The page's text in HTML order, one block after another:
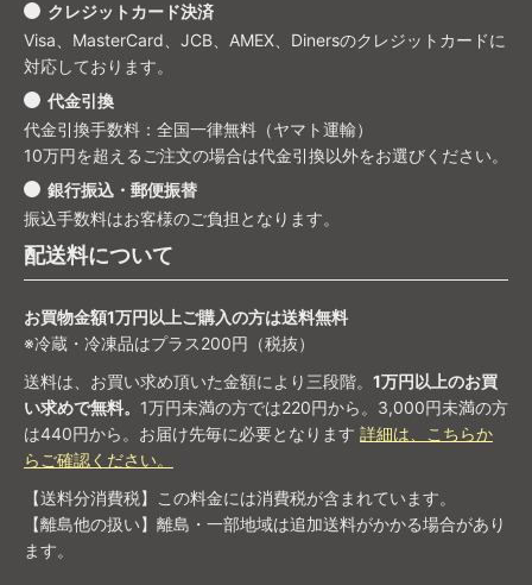
クレジットカード決済
Visa、MasterCard、JCB、AMEX、Dinersのクレジットカードに
対応しております。
代金引換
代金引換手数料：全国一律無料（ヤマト運輸）
10万円を超えるご注文の場合は代金引換以外をお選びください。
銀行振込・郵便振替
振込手数料はお客様のご負担となります。
配送料について
お買物金額1万円以上ご購入の方は送料無料
※冷蔵・冷凍品はプラス200円（税抜）
送料は、お買い求め頂いた金額により三段階。 1万円以上のお買
い求めで無料。 1万円未満の方では220円から。3,000円未満の方
は440円から。お届け先毎に必要となります 詳細は、こちらか
らご確認ください。
【送料分消費税】この料金には消費税が含まれています。
【離島他の扱い】離島・一部地域は追加送料がかかる場合があり
ます。